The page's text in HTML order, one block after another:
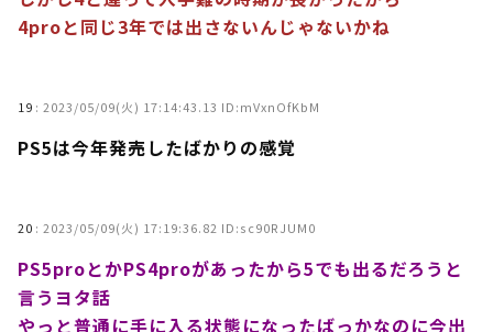
4proと同じ3年では出さないんじゃないかね
19 : 2023/05/09(火) 17:14:43.13 ID:mVxnOfKbM
PS5は今年発売したばかりの感覚
20 : 2023/05/09(火) 17:19:36.82 ID:sc90RJUM0
PS5proとかPS4proがあったから5でも出るだろうと
言うヨタ話
やっと普通に手に入る状態になったばっかなのに今出